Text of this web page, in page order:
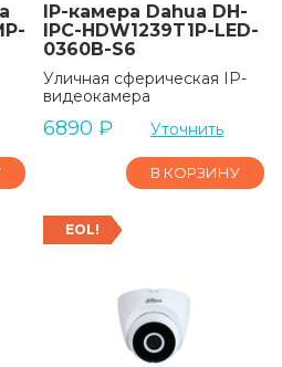
IP-камера Dahua DH-
IPC-HDW1239T1P-LED-
0360B-S6
Уличная сферическая IP-
видеокамера
6890 ₽ Уточнить
В КОРЗИНУ
EOL!